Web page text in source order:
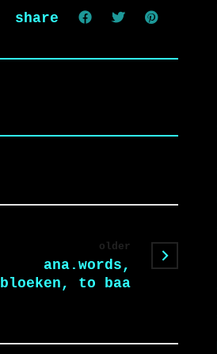
share
older
ana.words,
bloeken, to baa